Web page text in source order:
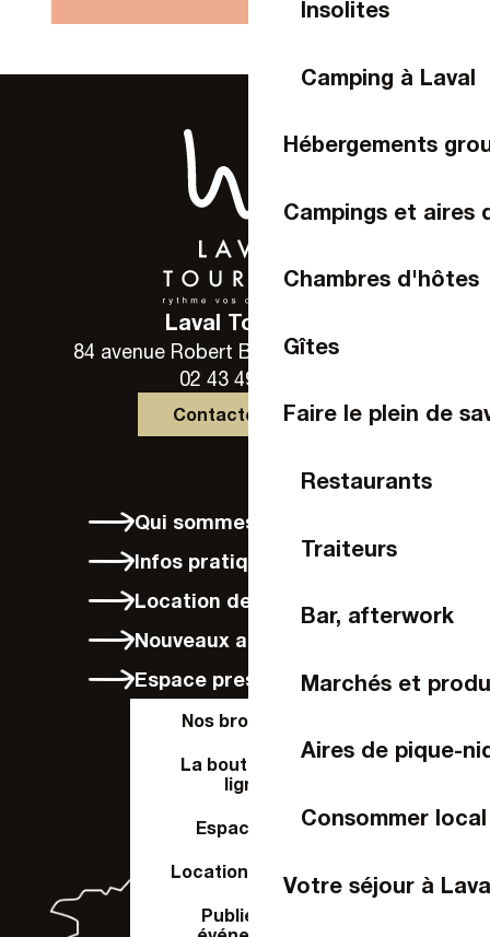
Insolites
Camping à Laval
Hébergements
Campings et aires
Chambres d'hôtes
Gîtes
Faire le plein de
Restaurants
Traiteurs
Bar, afterwork
Marchés et
Aires de pique-
Consommer local
Votre séjour à
Laval Tourisme
84 avenue Robert Buron - 53000 Laval
02 43 49 46 46
Contactez-nous
Qui sommes-nous ?
Infos pratiques
Location de vélos à Laval
Nouveaux arrivants
Espace presse
Nos brochures
La boutique en
ligne
Espace Pro
Location de salle
Publier un